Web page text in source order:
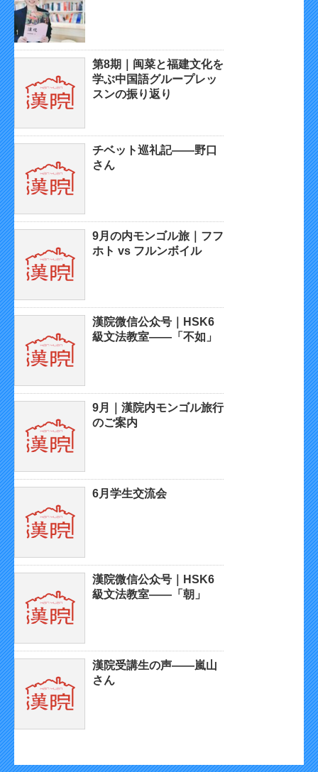
第8期｜闽菜と福建文化を
学ぶ中国語グループレッ
スンの振り返り
チベット巡礼記——野口
さん
9月の内モンゴル旅｜フフ
ホト vs フルンボイル
漢院微信公众号｜HSK6
級文法教室——「不如」
9月｜漢院内モンゴル旅行
のご案内
6月学生交流会
漢院微信公众号｜HSK6
級文法教室——「朝」
漢院受講生の声——嵐山
さん